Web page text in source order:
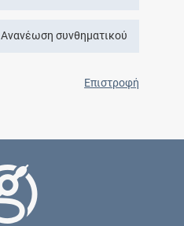
Ανανέωση συνθηματικού
Επιστροφή